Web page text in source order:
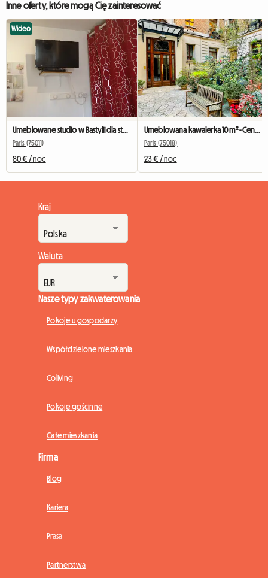
Inne oferty, które mogą Cię zainteresować
Wideo
Umeblowane studio w Bastylii dla studentów, stażystów i podróżujących służbowo.
Paris (75011)
80 € / noc
Paris (75018)
23 € / noc
Kraj
Waluta
Nasze typy zakwaterowania
Pokoje u gospodarzy
Współdzielone mieszkania
Coliving
Pokoje gościnne
Całe mieszkania
Firma
Blog
Kariera
Prasa
Partnerstwa